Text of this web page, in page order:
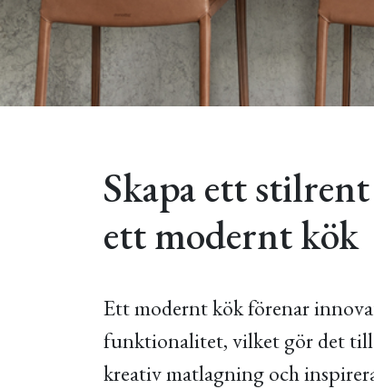
Skapa ett
ett modernt kök
Ett modernt kök förenar
funktionalitet, vilket gör det till
kreativ matlagning och